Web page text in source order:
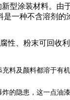
型涂装材料。
一种不含溶剂
、粉末可回收
料及颜料都溶于
的隐患，这一点油